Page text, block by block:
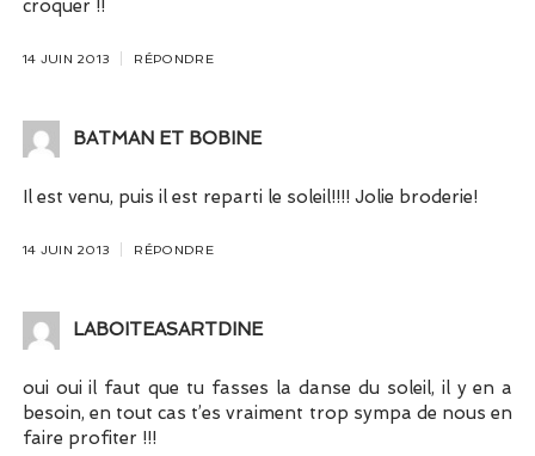
croquer !!
14 JUIN 2013 RÉPONDRE
BATMAN ET BOBINE
Il est venu, puis il est reparti le soleil!!!! Jolie broderie!
14 JUIN 2013 RÉPONDRE
LABOITEASARTDINE
oui oui il faut que tu fasses la danse du soleil, il y en a
besoin, en tout cas t’es vraiment trop sympa de nous en
faire profiter !!!